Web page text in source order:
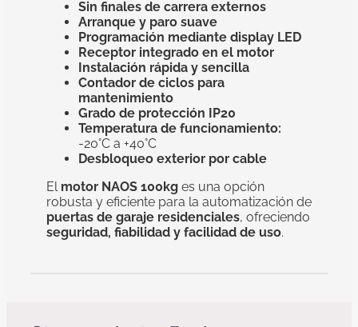
Sin finales de carrera externos
Arranque y paro suave
Programación mediante display LED
Receptor integrado en el motor
Instalación rápida y sencilla
Contador de ciclos para
mantenimiento
Grado de protección IP20
Temperatura de funcionamiento:
-20°C a +40°C
Desbloqueo exterior por cable
El motor NAOS 100kg es una opción
robusta y eficiente para la automatización de
puertas de garaje residenciales, ofreciendo
seguridad, fiabilidad y facilidad de uso.